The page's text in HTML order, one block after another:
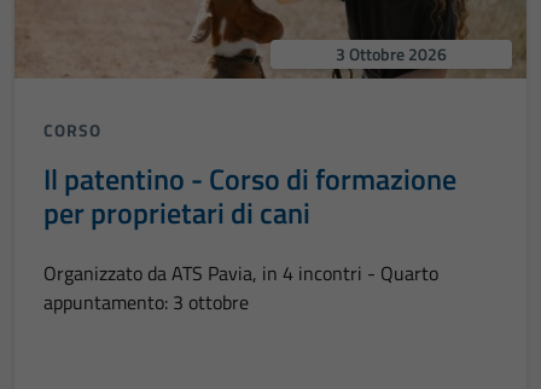
3 Ottobre 2026
CORSO
Il patentino - Corso di formazione
per proprietari di cani
Organizzato da ATS Pavia, in 4 incontri - Quarto
appuntamento: 3 ottobre